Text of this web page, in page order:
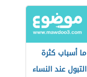
ما أسباب كثرة
التبول عند النساء